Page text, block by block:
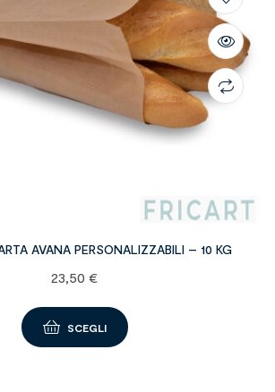
AVANA PERSONALIZZABILI – 10 KG
23,50 €
SCEGLI